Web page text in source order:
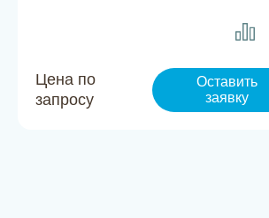
Цена по
запросу
Оставить
заявку